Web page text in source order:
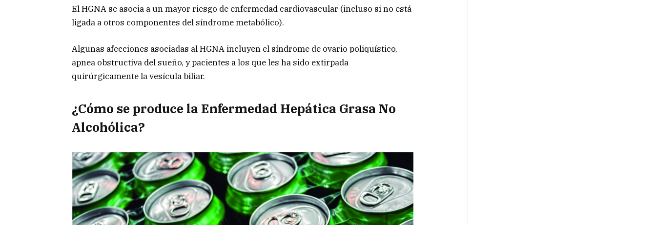
El HGNA se asocia a un mayor riesgo de enfermedad cardiovascular (incluso si no está
ligada a otros componentes del síndrome metabólico).
Algunas afecciones asociadas al HGNA incluyen el síndrome de ovario poliquístico,
apnea obstructiva del sueño, y pacientes a los que les ha sido extirpada
quirúrgicamente la vesícula biliar.
¿Cómo se produce la Enfermedad Hepática Grasa No
Alcohólica?